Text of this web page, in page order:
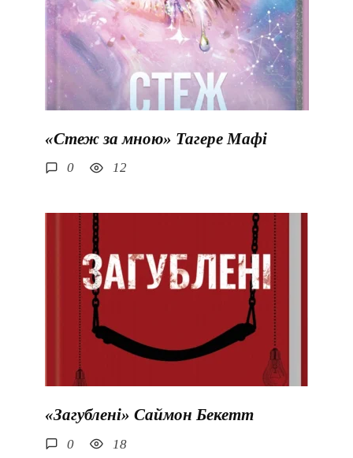
«Стеж за мною» Тагере Мафі
0 12
«Загублені» Саймон Бекетт
0 18